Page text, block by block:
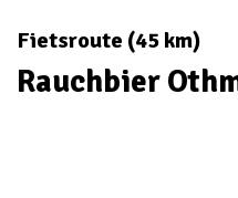
Fietsroute (45 km)
Rauchbier